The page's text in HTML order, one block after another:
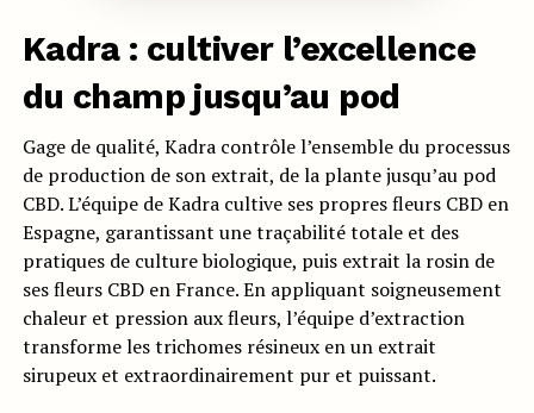
Kadra : cultiver l’excellence
du champ jusqu’au pod
Gage de qualité, Kadra contrôle l’ensemble du processus
de production de son extrait, de la plante jusqu’au pod
CBD. L’équipe de Kadra cultive ses propres fleurs CBD en
Espagne, garantissant une traçabilité totale et des
pratiques de culture biologique, puis extrait la rosin de
ses fleurs CBD en France. En appliquant soigneusement
chaleur et pression aux fleurs, l’équipe d’extraction
transforme les trichomes résineux en un extrait
sirupeux et extraordinairement pur et puissant.